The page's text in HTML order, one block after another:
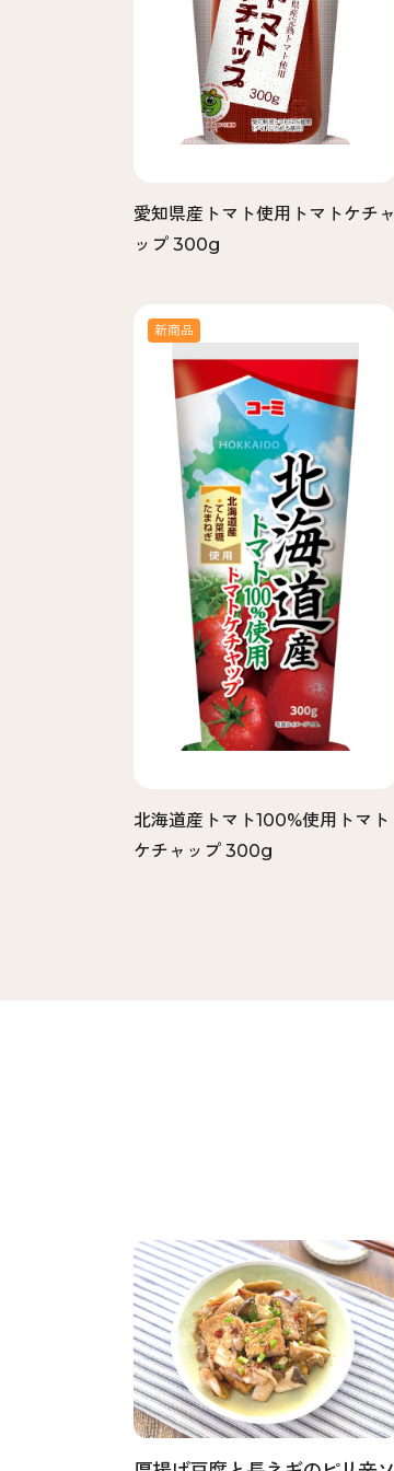
愛知県産トマト使用トマトケチャ
ップ 300g
新商品
北海道産トマト100%使用トマト
ケチャップ 300g